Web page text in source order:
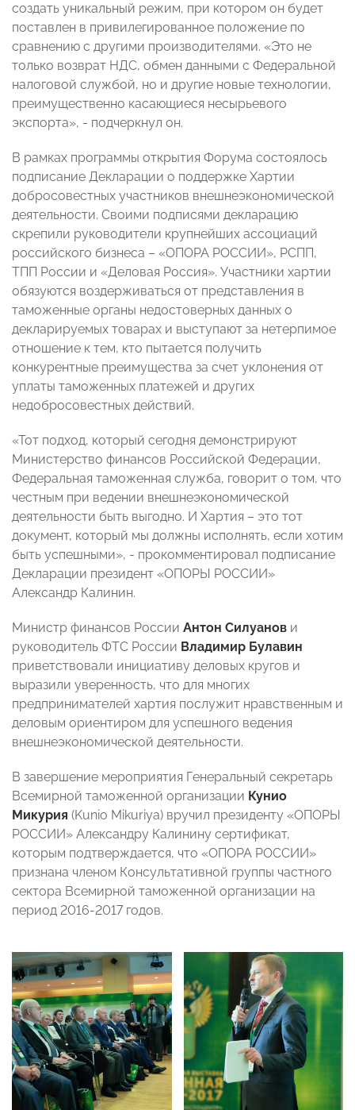
создать уникальный режим, при котором он будет
поставлен в привилегированное положение по
сравнению с другими производителями. «Это не
только возврат НДС, обмен данными с Федеральной
налоговой службой, но и другие новые технологии,
преимущественно касающиеся несырьевого
экспорта», - подчеркнул он.
В рамках программы открытия Форума состоялось
подписание Декларации о поддержке Хартии
добросовестных участников внешнеэкономической
деятельности. Своими подписями декларацию
скрепили руководители крупнейших ассоциаций
российского бизнеса – «ОПОРА РОССИИ», РСПП,
ТПП России и «Деловая Россия». Участники хартии
обязуются воздерживаться от представления в
таможенные органы недостоверных данных о
декларируемых товарах и выступают за нетерпимое
отношение к тем, кто пытается получить
конкурентные преимущества за счет уклонения от
уплаты таможенных платежей и других
недобросовестных действий.
«Тот подход, который сегодня демонстрируют
Министерство финансов Российской Федерации,
Федеральная таможенная служба, говорит о том, что
честным при ведении внешнеэкономической
деятельности быть выгодно. И Хартия – это тот
документ, который мы должны исполнять, если хотим
быть успешными», - прокомментировал подписание
Декларации президент «ОПОРЫ РОССИИ»
Александр Калинин.
Министр финансов России Антон Силуанов и
руководитель ФТС России Владимир Булавин
приветствовали инициативу деловых кругов и
выразили уверенность, что для многих
предпринимателей хартия послужит нравственным и
деловым ориентиром для успешного ведения
внешнеэкономической деятельности.
В завершение мероприятия Генеральный секретарь
Всемирной таможенной организации Кунио
Микурия (Kunio Mikuriya) вручил президенту «ОПОРЫ
РОССИИ» Александру Калинину сертификат,
которым подтверждается, что «ОПОРА РОССИИ»
признана членом Консультативной группы частного
сектора Всемирной таможенной организации на
период 2016-2017 годов.